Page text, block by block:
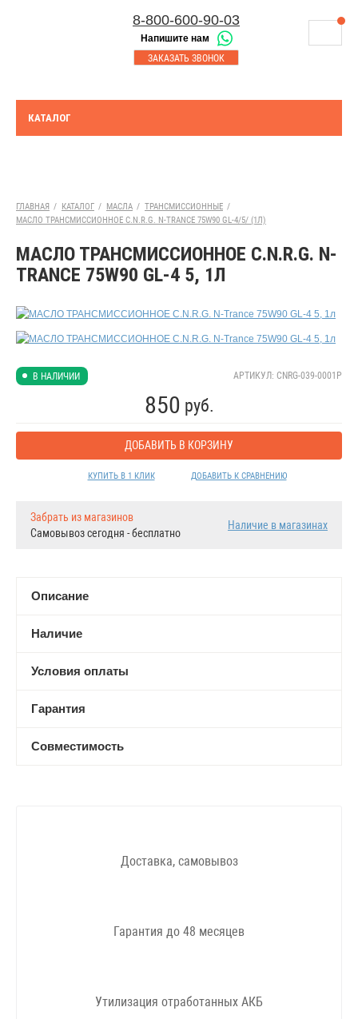
8-800-600-90-03
Напишите нам
ЗАКАЗАТЬ ЗВОНОК
Корзина
ОПЛАТА
ЮРИДИЧЕСКИМ ЛИЦАМ
КОНТАКТЫ
АКЦИИ
8-843-230-17-45
Казань
Набережные Челны
КАТАЛОГ
ГЛАВНАЯ / КАТАЛОГ / МАСЛА / ТРАНСМИССИОННЫЕ /
МАСЛО ТРАНСМИССИОННОЕ C.N.R.G. N-TRANCE 75W90 GL-4/5/ (1Л)
МАСЛО ТРАНСМИССИОННОЕ C.N.R.G. N-
TRANCE 75W90 GL-4 5, 1Л
В НАЛИЧИИ АРТИКУЛ: CNRG-039-0001P
850 руб.
ДОБАВИТЬ В КОРЗИНУ
КУПИТЬ В 1 КЛИК ДОБАВИТЬ К СРАВНЕНИЮ
Забрать из магазинов
Самовывоз сегодня - бесплатно
Наличие в магазинах
Описание
Наличие
Условия оплаты
Гарантия
Совместимость
Доставка, самовывоз
Гарантия до 48 месяцев
Утилизация отработанных АКБ